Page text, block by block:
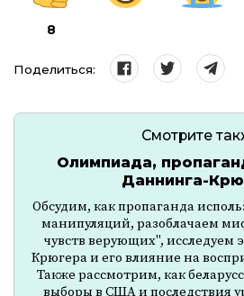
8
Поделиться:
Смотрите
Олимпиада,
Даннинга-
Обсудим, как пропаганда
манипуляций, разоблачаем
чувств верующих", исследуем
Крюгера и его влияние на
Также рассмотрим, как
выборы в США и последствия